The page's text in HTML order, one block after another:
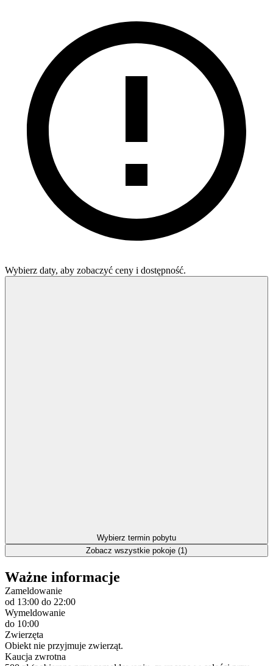
Wybierz daty, aby zobaczyć ceny i dostępność.
Wybierz termin pobytu
Zobacz wszystkie pokoje (1)
Ważne informacje
Zameldowanie
od 13:00 do 22:00
Wymeldowanie
do 10:00
Zwierzęta
Obiekt nie przyjmuje zwierząt.
Kaucja zwrotna